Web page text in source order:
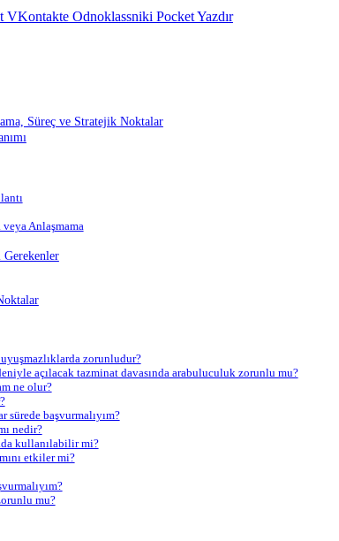
VKontakte Odnoklassniki PocketYazdır
Süreç ve Stratejik Noktalar
Anlaşmama
Gerekenler
zorunludur?
açılacak tazminat davasında arabuluculuk zorunlu mu?
ne olur?
sürede başvurmalıyım?
nedir?
kullanılabilir mi?
etkiler mi?
mu?